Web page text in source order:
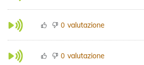
0 valutazione
0 valutazione